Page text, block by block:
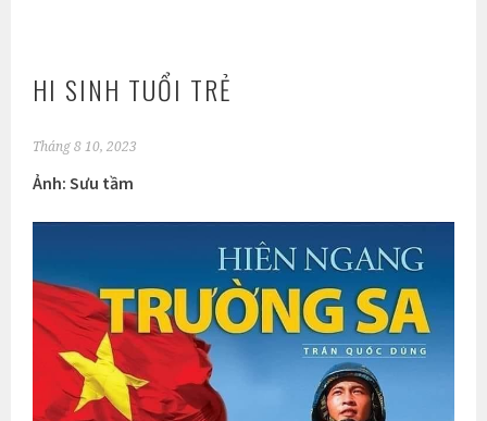
HI SINH TUỔI TRẺ
Tháng 8 10, 2023
Ảnh: Sưu tầm